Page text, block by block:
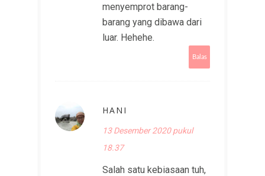
menyemprot barang-
barang yang dibawa dari
luar. Hehehe.
Balas
HANI
13 Desember 2020 pukul
18.37
Salah satu kebiasaan tuh,